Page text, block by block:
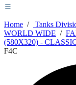
Home / Tanks
WORLD WIDE /
(580X320) -
F4C